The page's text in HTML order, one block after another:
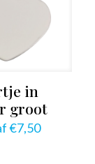
in
groot
€7,50